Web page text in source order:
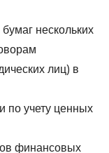
нескольких
лиц) в
по учету ценных
финансовых